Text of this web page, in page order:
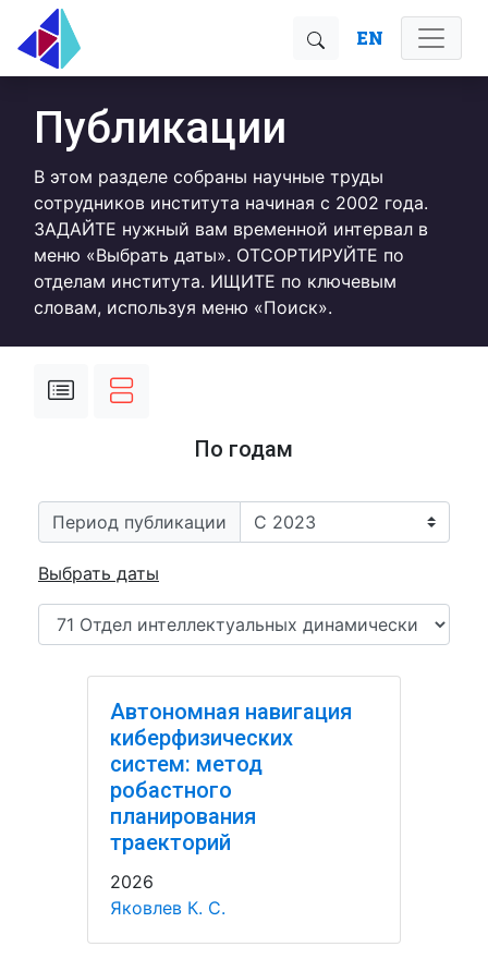
EN
Публикации
В этом разделе собраны научные труды
сотрудников института начиная с 2002 года.
ЗАДАЙТЕ нужный вам временной интервал в
меню «Выбрать даты». ОТСОРТИРУЙТЕ по
отделам института. ИЩИТЕ по ключевым
словам, используя меню «Поиск».
По годам
Период публикации
Выбрать даты
Автономная навигация
киберфизических
систем: метод
робастного
планирования
траекторий
2026
Яковлев К. С.